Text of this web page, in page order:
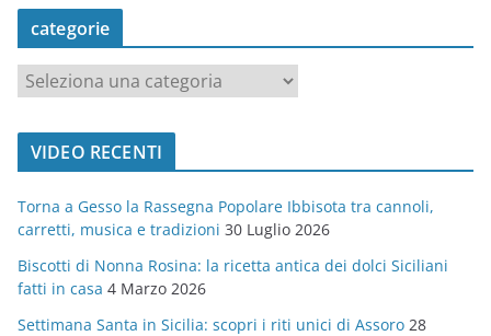
categorie
a
t
o
r
i
e
VIDEO RECENTI
Torna a Gesso la Rassegna Popolare Ibbisota tra cannoli,
carretti, musica e tradizioni 30 Luglio 2026
Biscotti di Nonna Rosina: la ricetta antica dei dolci Siciliani
fatti in casa 4 Marzo 2026
Settimana Santa in Sicilia: scopri i riti unici di Assoro 28